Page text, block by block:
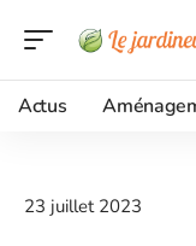
Actus
23 juillet 2023